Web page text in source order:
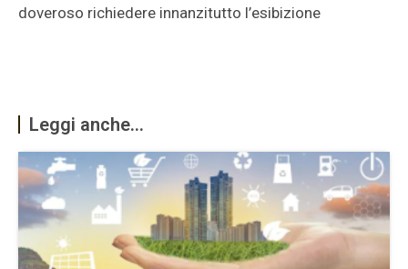
doveroso richiedere innanzitutto l’esibizione
Leggi anche...